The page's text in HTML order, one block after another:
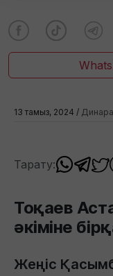
13 тамыз, 2024 /
Тарату:
Тоқаев
әкіміне
Жеңіс